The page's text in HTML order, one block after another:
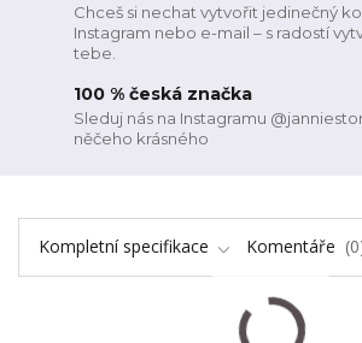
Chceš si nechat vytvořit jedinečný
Instagram nebo e-mail – s radostí
tebe.
100 % česká značka
Sleduj nás na Instagramu
něčeho krásného
Kompletní specifikace Komentáře 0